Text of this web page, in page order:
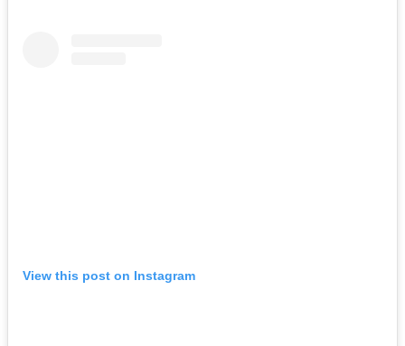
View this post on Instagram